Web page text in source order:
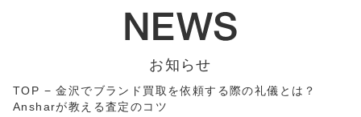
お知らせ
TOP −金沢でブランド買取を依頼する際の礼儀とは？
Ansharが教える査定のコツ